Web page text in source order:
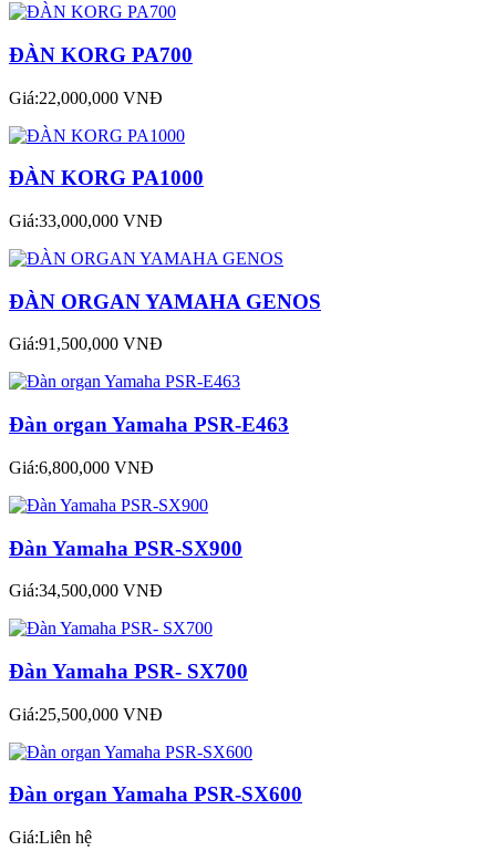
ĐÀN KORG PA700
Giá:22,000,000 VNĐ
ĐÀN KORG PA1000
Giá:33,000,000 VNĐ
ĐÀN ORGAN YAMAHA GENOS
Giá:91,500,000 VNĐ
Đàn organ Yamaha PSR-E463
Giá:6,800,000 VNĐ
Đàn Yamaha PSR-SX900
Giá:34,500,000 VNĐ
Đàn Yamaha PSR- SX700
Giá:25,500,000 VNĐ
Đàn organ Yamaha PSR-SX600
Giá:Liên hệ